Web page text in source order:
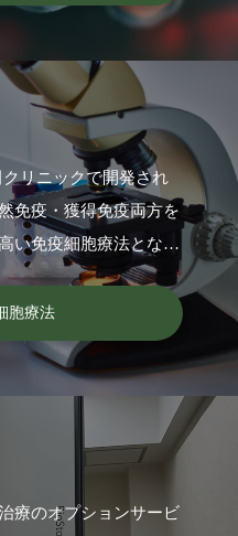
リニックで開発され
免疫・獲得免疫両方を
い免疫細胞療法となり
胞療法
療のオプションサービ